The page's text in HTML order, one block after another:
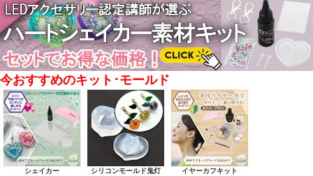
今おすすめのキット･モールド
シェイカー
シリコンモールド鬼灯
イヤーカフキット